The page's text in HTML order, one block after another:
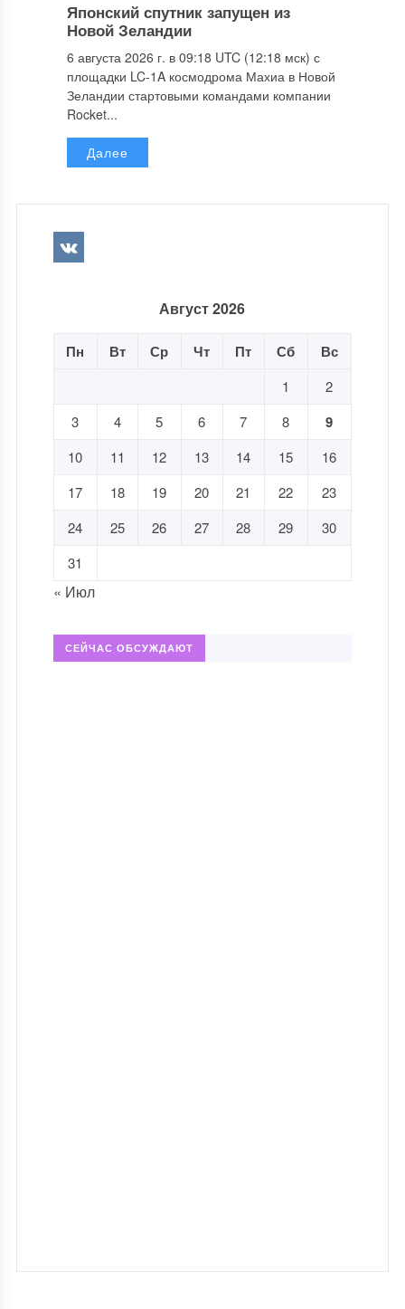
Японский спутник запущен из
Новой Зеландии
6 августа 2026 г. в 09:18 UTC (12:18 мск) с
площадки LC-1A космодрома Махиа в Новой
Зеландии стартовыми командами компании
Rocket...
Далее
Август 2026
Пн Вт Ср Чт Пт Сб Вс
1
2
3
4 5 6 7 8 9
10 11 12 13 14 15
16
17
18 19 20 21 22
23
24
25 26 27 28 29
30
31
« Июл
СЕЙЧАС ОБСУЖДАЮТ